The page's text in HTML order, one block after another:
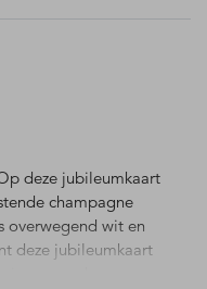
deze jubileumkaart
champagne
overwegend wit en
deze jubileumkaart